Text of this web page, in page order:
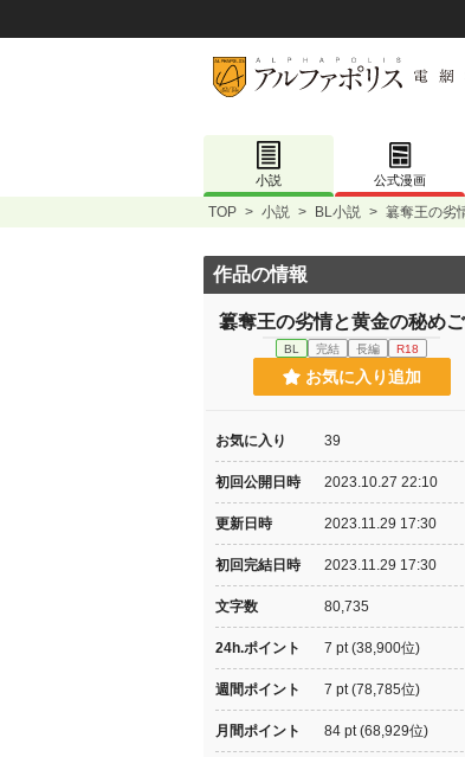
小説 公式漫画
TOP > 小説 > BL小説 > 簒奪王の劣
作品の情報
簒奪王の劣情と黄金の秘め
BL 完結 長編 R18
お気に入り追加
お気に入り 39
初回公開日時 2023.10.27 22:10
更新日時 2023.11.29 17:30
初回完結日時 2023.11.29 17:30
文字数 80,735
24h.ポイント 7 pt (38,900位)
週間ポイント 7 pt (78,785位)
月間ポイント 84 pt (68,929位)